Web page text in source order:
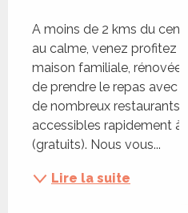
A moins de 2 kms du
au calme, venez profitez
maison familiale, rénovée
de prendre le repas avec
de nombreux restaurants
accessibles rapidement à
(gratuits). Nous vous...
Lire la suite